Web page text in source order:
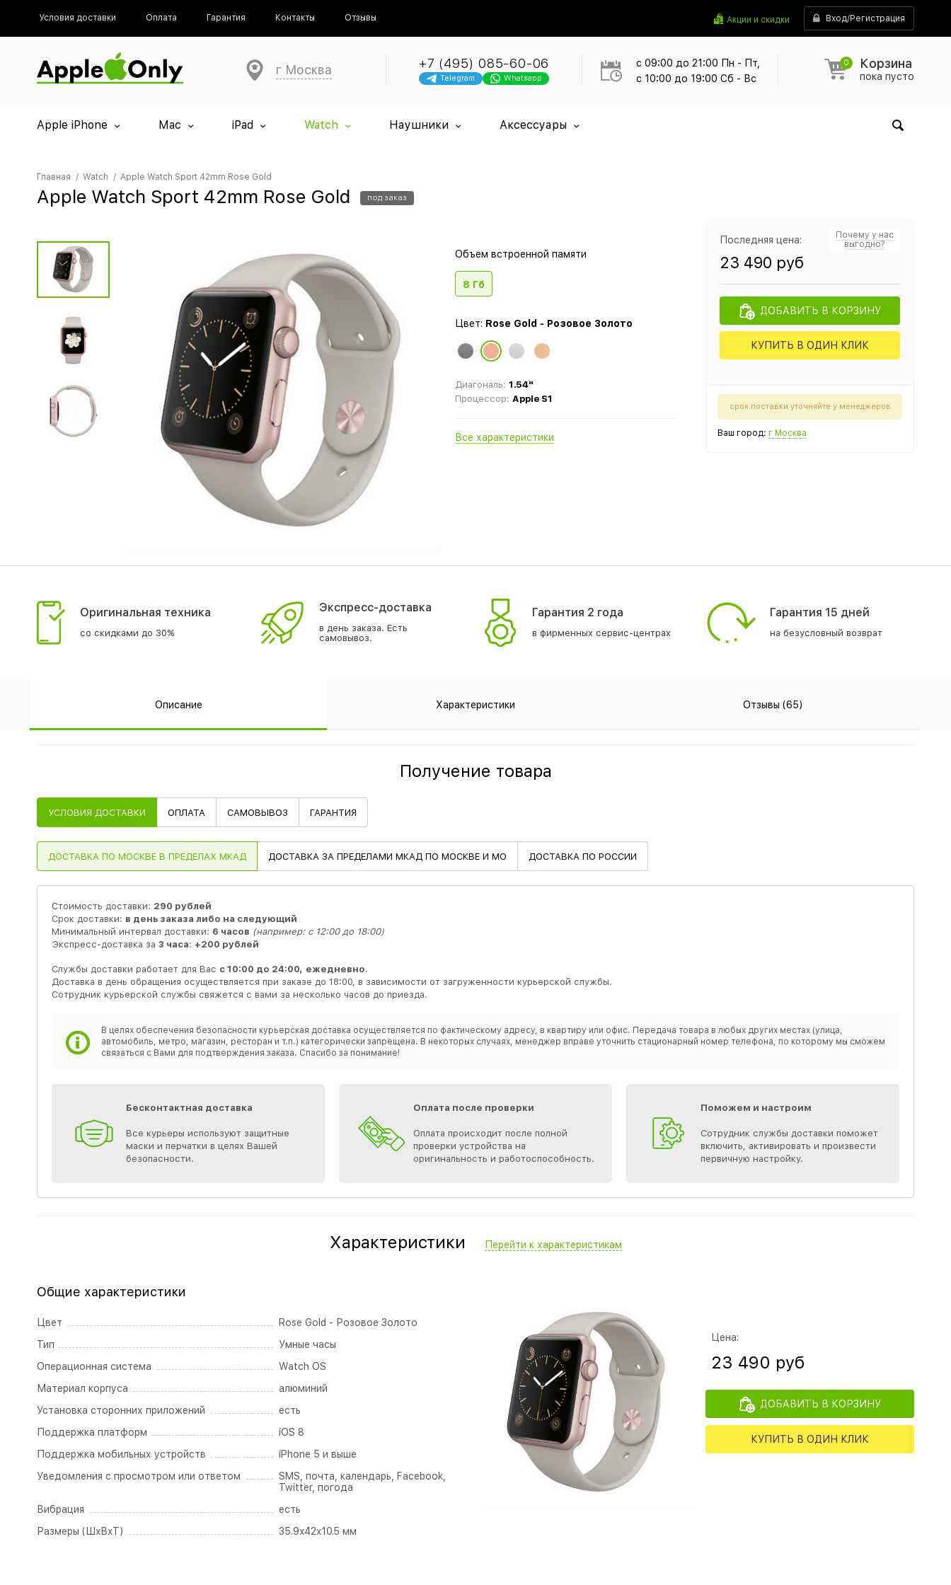
Условия доставки Оплата Гарантия Контакты Отзывы Акции и скидки Вход/Регистрация
г Москва +7 (495) 085-60-06
Telegram Whatsapp
с 09:00 до 21:00 Пн - Пт,
с 10:00 до 19:00 Сб - Вс
0 Корзина
пока пусто
Apple iPhone Mac iPad Watch Наушники Аксессуары
Главная Watch Apple Watch Sport 42mm Rose Gold
Apple Watch Sport 42mm Rose Gold под заказ
Объем встроенной памяти
8 Гб
Цвет: Rose Gold - Розовое Золото
Диагональ: 1.54"
Процессор: Apple S1
Все характеристики
Почему у нас
выгодно?
Последняя цена:
23 490 руб
ДОБАВИТЬ В КОРЗИНУ
КУПИТЬ В ОДИН КЛИК
срок поставки уточняйте у менеджеров
Ваш город: г Москва
Оригинальная техника
со скидками до 30%
Экспресс-доставка
в день заказа. Есть
самовывоз.
Гарантия 2 года
в фирменных сервис-центрах
Гарантия 15 дней
на безусловный возврат
Описание Характеристики Отзывы (65)
Получение товара
УСЛОВИЯ ДОСТАВКИ ОПЛАТА САМОВЫВОЗ ГАРАНТИЯ
ДОСТАВКА ПО МОСКВЕ В ПРЕДЕЛАХ МКАД ДОСТАВКА ЗА ПРЕДЕЛАМИ МКАД ПО МОСКВЕ И МО ДОСТАВКА ПО РОССИИ
Стоимость доставки: 290 рублей
Срок доставки: в день заказа либо на следующий
Минимальный интервал доставки: 6 часов (например: с 12:00 до 18:00)
Экспресс-доставка за 3 часа: +200 рублей
Службы доставки работает для Вас с 10:00 до 24:00, ежедневно.
Доставка в день обращения осуществляется при заказе до 18:00, в зависимости от загруженности курьерской службы.
Сотрудник курьерской службы свяжется с вами за несколько часов до приезда.
В целях обеспечения безопасности курьерская доставка осуществляется по фактическому адресу, в квартиру или офис. Передача товара в любых других местах (улица,
автомобиль, метро, магазин, ресторан и т.п.) категорически запрещена. В некоторых случаях, менеджер вправе уточнить стационарный номер телефона, по которому мы сможем
связаться с Вами для подтверждения заказа. Спасибо за понимание!
Бесконтактная доставка
Все курьеры используют защитные
маски и перчатки в целях Вашей
безопасности.
Оплата после проверки
Оплата происходит после полной
проверки устройства на
оригинальность и работоспособность.
Поможем и настроим
Сотрудник службы доставки поможет
включить, активировать и произвести
первичную настройку.
Характеристики Перейти к характеристикам
Общие характеристики
Цвет
Rose Gold - Розовое Золото
Тип
Умные часы
Операционная система
Watch OS
Материал корпуса
алюминий
Установка сторонних приложений
есть
Поддержка платформ
iOS 8
Поддержка мобильных устройств
iPhone 5 и выше
Уведомления с просмотром или ответом
SMS, почта, календарь, Facebook,
Twitter, погода
Вибрация
есть
Размеры (ШxВxТ)
35.9x42x10.5 мм
Цена:
23 490 руб
ДОБАВИТЬ В КОРЗИНУ
КУПИТЬ В ОДИН КЛИК